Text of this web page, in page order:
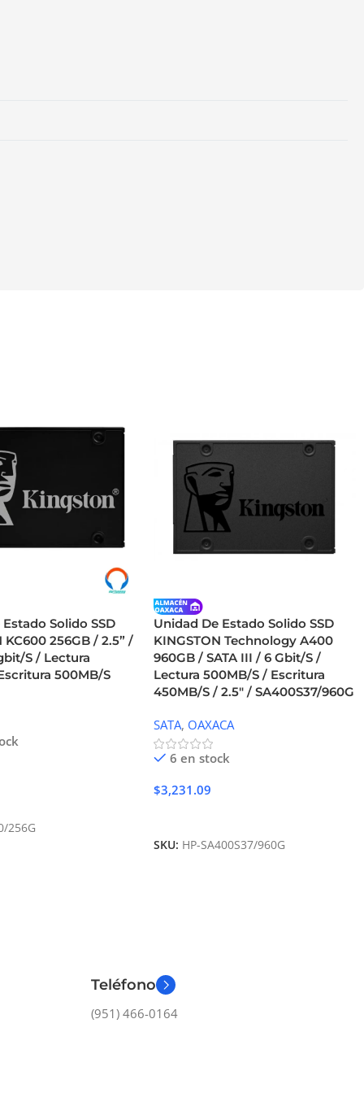
Solido SSD
KC600 256GB / 2.5” /
S / Lectura
500MB/S
256G
Unidad De Estado Solido SSD
KINGSTON Technology A400
960GB / SATA III / 6 Gbit/S /
Lectura 500MB/S / Escritura
450MB/S / 2.5″ / SA400S37/960G
SATA, OAXACA
6 en stock
$3,231.09
SKU: HP-SA400S37/960G
Teléfono
(951) 466-0164